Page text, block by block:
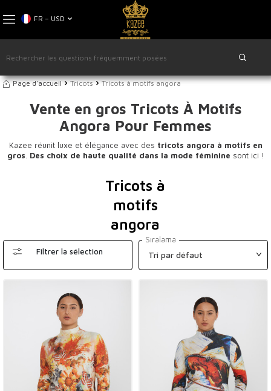
FR − USD
Page d'accueil Tricots Tricots à motifs angora
Vente en gros Tricots À Motifs
Angora Pour Femmes
Kazee réunit luxe et élégance avec des tricots angora à motifs en
gros Des choix de haute qualité dans la mode féminine sont ici !
Tricots à
motifs
angora
Filtrer la sélection
Sıralama